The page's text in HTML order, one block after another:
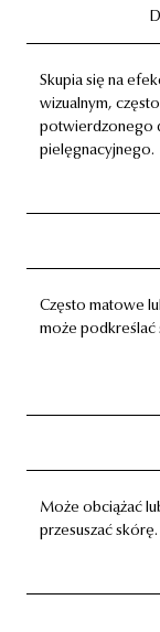
Skupia się na
wizualnym,
potwierdzonego
pielęgnacyjnego.
Często matowe
może podkreślać
Może obciążać
przesuszać skórę.